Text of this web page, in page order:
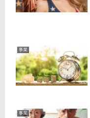
事業
事業